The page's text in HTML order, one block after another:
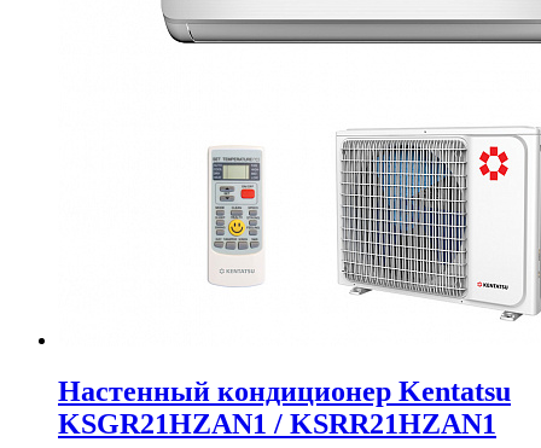
Настенный кондиционер Kentatsu
KSGR21HZAN1 / KSRR21HZAN1